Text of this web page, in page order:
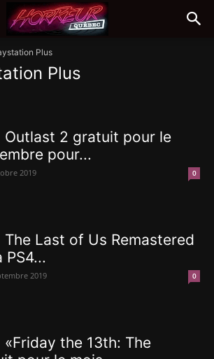
Plus
Plus
Outlast 2 gratuit pour le
pour...
2019 0
Last of Us Remastered
2019 0
the 13th: The